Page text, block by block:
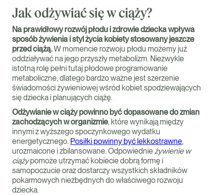
Jak odżywiać się w ciąży?
Na prawidłowy rozwój płodu i zdrowie dziecka wpływa
sposób żywienia i styl życia kobiety stosowany jeszcze
przed ciążą.W momencie rozwoju płodu możemy już
oddziaływać na jego przyszły metabolizm. Niezwykle
istotną rolę pełni tutaj płodowe programowanie
metaboliczne, dlatego bardzo ważne jest szerzenie
świadomości żywieniowej wśród kobiet spodziewających
się dziecka i planujących ciążę.
Odżywianie w ciąży powinno być dopasowane do zmian
zachodzących w organizmie, które wynikają między
innymi z wyższego spoczynkowego wydatku
energetycznego. Posiłki powinny być lekkostrawne,
urozmaicone i zbilansowane. Odpowiednieżywienie w
ciążypomoże utrzymać kobiecie dobrą formę i
samopoczucie oraz dostarczy wszystkich składników
pokarmowych niezbędnych do właściwego rozwoju
dziecka.